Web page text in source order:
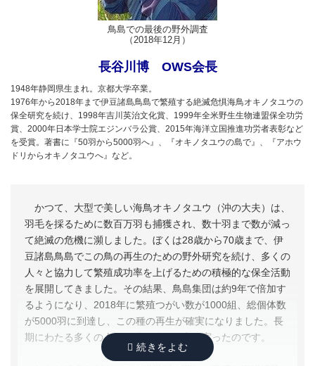
鳥島での最後の野外調査
（2018年12月）
長谷川博 OWS会長
1948年静岡県生まれ。京都大学卒業。
1976年から2018年まで伊豆諸島鳥島で繁殖する絶滅危惧海鳥オキノタユウの
保全研究を続け、1998年吉川英治文化賞、1999年全米野生生物連盟保全功労
賞、2000年日本学士院エジンバラ公賞、2015年海洋立国推進功労者表彰など
を受賞。著書に『50羽から5000羽へ』、『オキノタユウの島で』、『アホウ
ドリからオキノタユウへ』など。
かつて、大型で美しい海鳥オキノタユウ（沖の大夫）は、
羽毛を採るために数百万羽も捕獲され、数十羽まで数が減っ
て絶滅の危機に瀕しました。ぼくは28歳から70歳まで、伊
豆諸島鳥島でこの鳥の再生のための野外研究を続け、多くの
人々と協力して繁殖成功率を上げるための積極的な保全活動
を展開してきました。その結果、鳥島集団は約9年で倍加す
るようになり、2018年に繁殖つがい数が1000組、総個体数
が5000羽に到達し、この種の再生が確実になりました。長
期にわたる多くの人々の粘り強い努力が実ったのです。